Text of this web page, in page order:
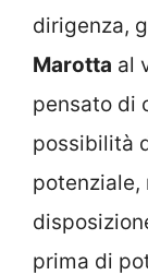
dirigenza,
Marotta al
pensato di
possibilità
potenziale,
prima di